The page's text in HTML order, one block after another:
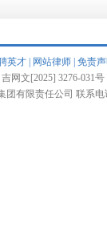
英才 网站律师 免责
网文[2025] 3276-031
团有限责任公司 联系电